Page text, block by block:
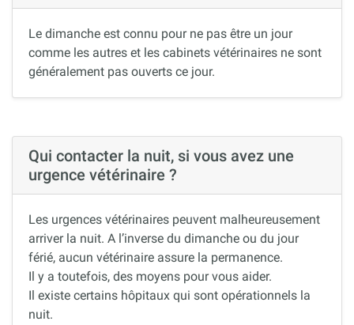
Le dimanche est connu pour ne pas être un jour
comme les autres et les cabinets vétérinaires ne sont
généralement pas ouverts ce jour.
Qui contacter la nuit, si vous avez une
urgence vétérinaire ?
Les urgences vétérinaires peuvent malheureusement
arriver la nuit. A l’inverse du dimanche ou du jour
férié, aucun vétérinaire assure la permanence.
Il y a toutefois, des moyens pour vous aider.
Il existe certains hôpitaux qui sont opérationnels la
nuit.